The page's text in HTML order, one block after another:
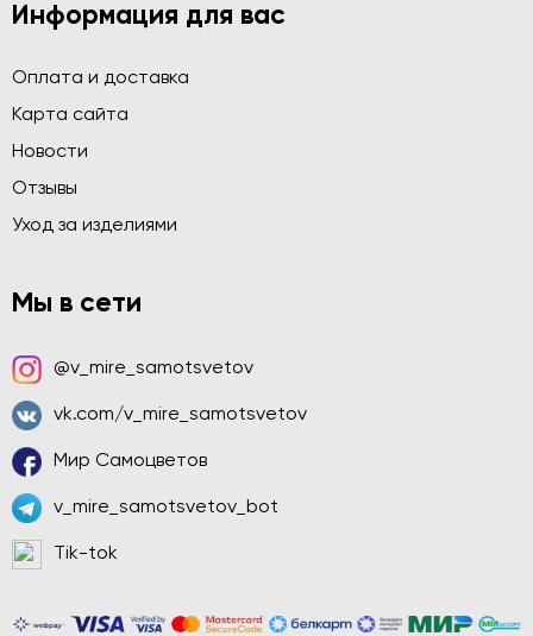
Информация для вас
Оплата и доставка
Карта сайта
Новости
Отзывы
Уход за изделиями
Мы в сети
@v_mire_samotsvetov
vk.com/v_mire_samotsvetov
Мир Самоцветов
v_mire_samotsvetov_bot
Tik-tok